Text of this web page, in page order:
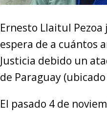
Ernesto Llaitul
espera de a cuántos
Justicia debido un
de Paraguay
El pasado 4 de